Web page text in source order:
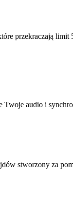
przekraczają
audio i
stworzony za